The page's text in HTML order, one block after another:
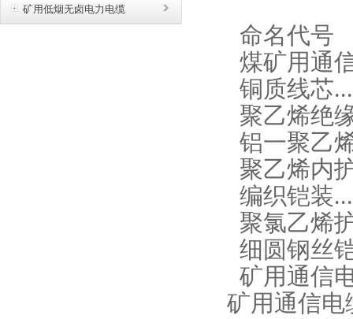
矿用低烟无卤电力电缆
命名代号
煤矿用通
铜质线芯
聚乙烯绝
铝一聚乙
聚乙烯内
编织铠装
聚氯乙烯
细圆钢丝
矿用通信
矿用通信电